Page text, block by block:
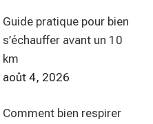
Guide pratique pour bien
s’échauffer avant un 10
km
août 4, 2026
Comment bien respirer